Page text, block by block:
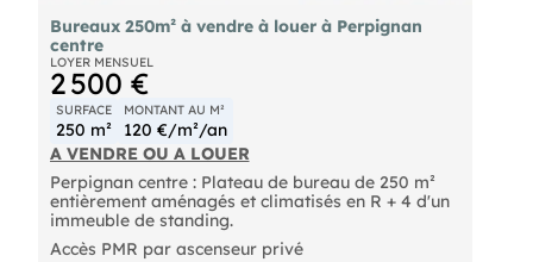
Bureaux 250m² à vendre à louer à Perpignan
centre
LOYER MENSUEL
2 500 €
SURFACE
250 m²
MONTANT AU M²
120 €/m²/an
A VENDRE OU A LOUER
Perpignan centre : Plateau de bureau de 250 m²
entièrement aménagés et climatisés en R + 4 d'un
immeuble de standing.
Accès PMR par ascenseur privé